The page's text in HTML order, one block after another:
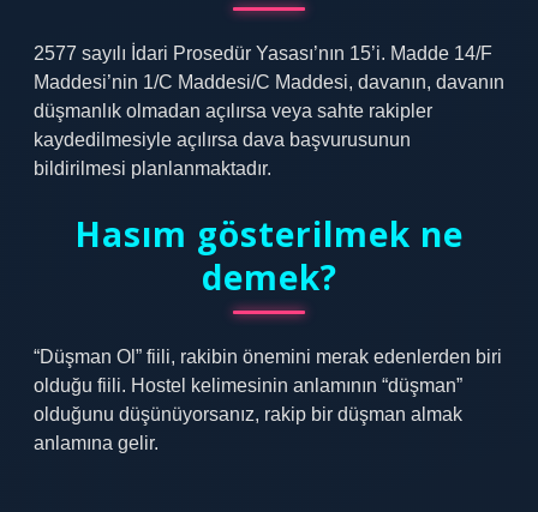
2577 sayılı İdari Prosedür Yasası’nın 15’i. Madde 14/F
Maddesi’nin 1/C Maddesi/C Maddesi, davanın, davanın
düşmanlık olmadan açılırsa veya sahte rakipler
kaydedilmesiyle açılırsa dava başvurusunun
bildirilmesi planlanmaktadır.
Hasım gösterilmek ne
demek?
“Düşman Ol” fiili, rakibin önemini merak edenlerden biri
olduğu fiili. Hostel kelimesinin anlamının “düşman”
olduğunu düşünüyorsanız, rakip bir düşman almak
anlamına gelir.